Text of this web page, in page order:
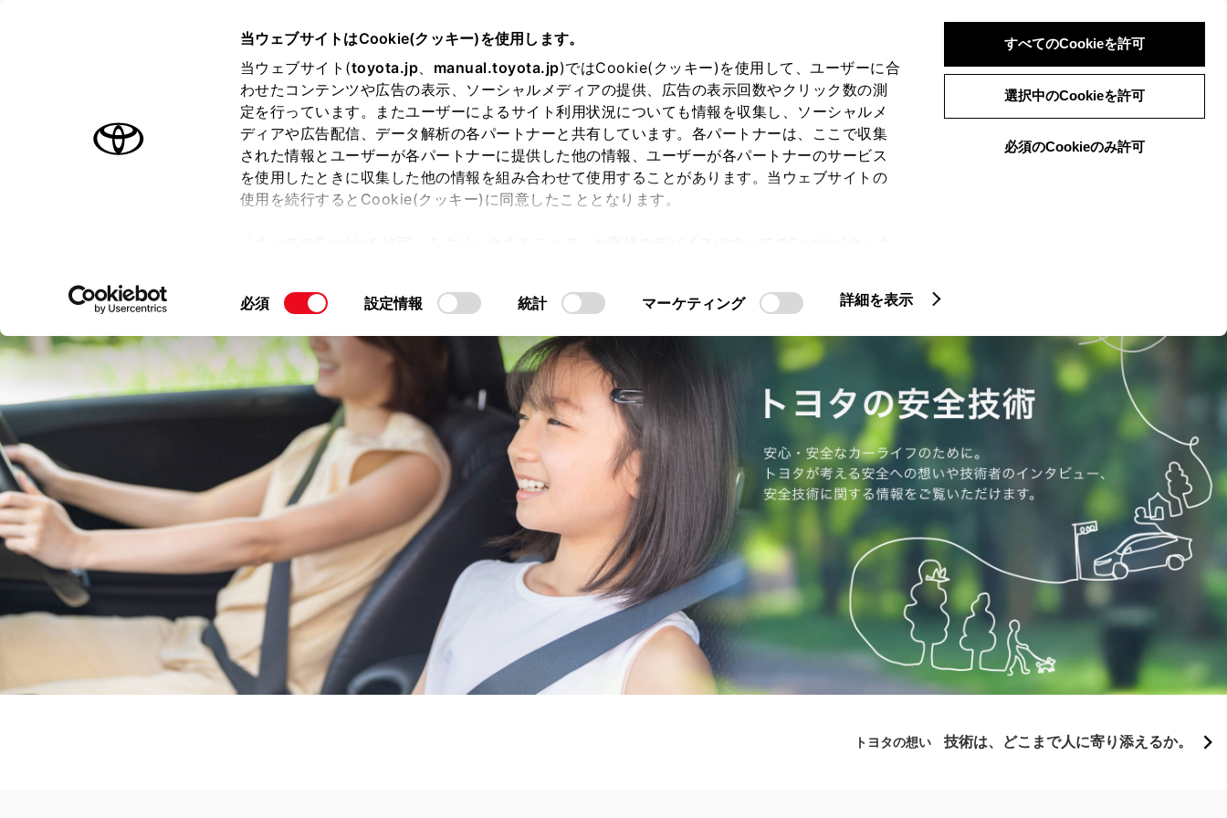
当ウェブサイトはCookie(クッキー)を使用します。
当ウェブサイト(toyota.jp、 manual.toyota.jp)ではCookie(クッキー)を使用して、ユーザーに合
わせたコンテンツや広告の表示、ソーシャルメディアの提供、広告の表示回数やクリック数の測
定を行っています。またユーザーによるサイト利用状況についても情報を収集し、ソーシャルメ
ディアや広告配信、データ解析の各パートナーと共有しています。各パートナーは、ここで収集
された情報とユーザーが各パートナーに提供した他の情報、ユーザーが各パートナーのサービス
を使用したときに収集した他の情報を組み合わせて使用することがあります。当ウェブサイトの
使用を続行するとCookie(クッキー)に同意したこととなります。
て」をご覧ください。
同
選
択
必須 設定情報 統計 マーケティング 詳細を表示
すべてのCookieを許可
選択中のCookieを許可
必須のCookieのみ許可
ログイン 検索 メニュー
オーナーサポート トピックス
トヨタの安全技術
トヨタの想い 技術は、どこまで人に寄り添えるか。